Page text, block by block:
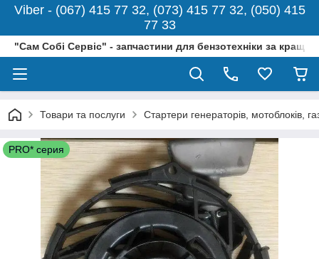
Viber - (067) 415 77 32, (073) 415 77 32, (050) 415
77 33
"Сам Собі Сервіс" - запчастини для бензотехніки за
Товари та послуги Стартери генераторів, мотоблоків,
PRO* серия